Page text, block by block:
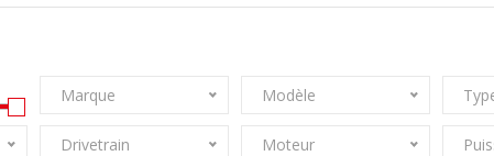
Marque Modèle
Drivetrain Moteur